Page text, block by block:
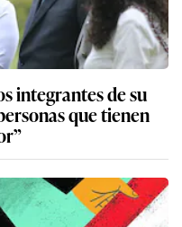
integrantes de su
que tienen